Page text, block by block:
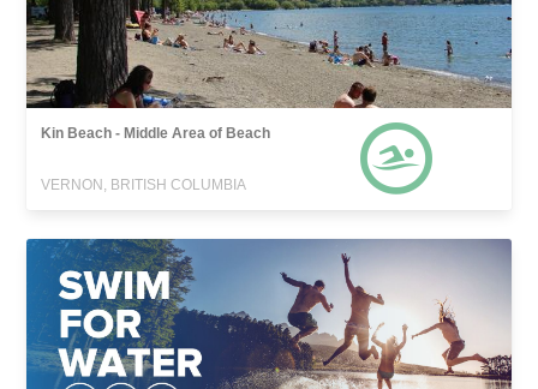
Kin Beach - Middle Area of Beach
VERNON, BRITISH COLUMBIA